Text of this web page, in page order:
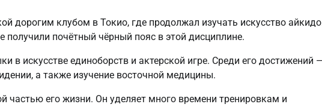
дорогим клубом в Токио, где продолжал изучать искусство
почётный чёрный пояс в этой дисциплине.
в искусстве единоборств и актерской игре. Среди его достижений
а также изучение восточной медицины.
частью его жизни. Он уделяет много времени тренировкам и